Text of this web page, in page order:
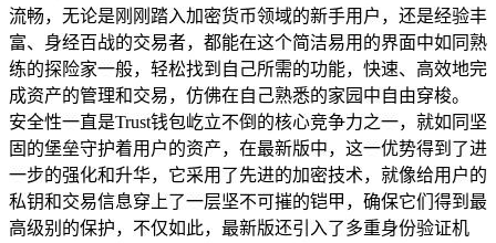
流畅，无论是刚刚踏入加密货币领域的新手用户，还是经验丰
富、身经百战的交易者，都能在这个简洁易用的界面中如同熟
练的探险家一般，轻松找到自己所需的功能，快速、高效地完
成资产的管理和交易，仿佛在自己熟悉的家园中自由穿梭。
安全性一直是Trust钱包屹立不倒的核心竞争力之一，就如同坚
固的堡垒守护着用户的资产，在最新版中，这一优势得到了进
一步的强化和升华，它采用了先进的加密技术，就像给用户的
私钥和交易信息穿上了一层坚不可摧的铠甲，确保它们得到最
高级别的保护，不仅如此，最新版还引入了多重身份验证机